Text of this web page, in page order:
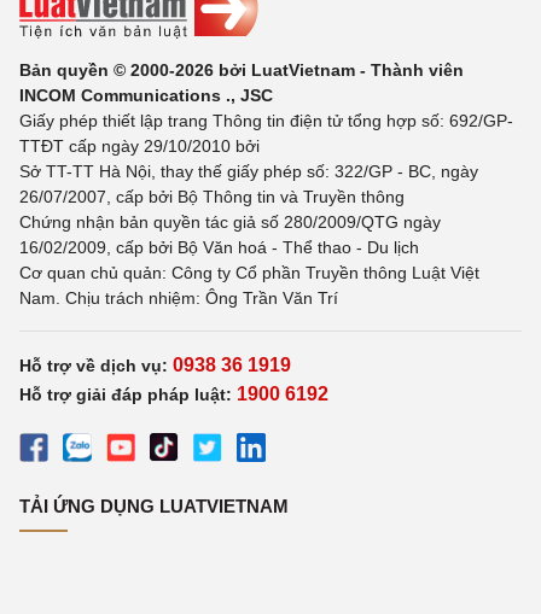
Bản quyền © 2000-2026 bởi LuatVietnam - Thành viên
INCOM Communications ., JSC
Giấy phép thiết lập trang Thông tin điện tử tổng hợp số: 692/GP-
TTĐT cấp ngày 29/10/2010 bởi
Sở TT-TT Hà Nội, thay thế giấy phép số: 322/GP - BC, ngày
26/07/2007, cấp bởi Bộ Thông tin và Truyền thông
Chứng nhận bản quyền tác giả số 280/2009/QTG ngày
16/02/2009, cấp bởi Bộ Văn hoá - Thể thao - Du lịch
Cơ quan chủ quản: Công ty Cổ phần Truyền thông Luật Việt
Nam. Chịu trách nhiệm: Ông Trần Văn Trí
Hỗ trợ về dịch vụ: 0938 36 1919
Hỗ trợ giải đáp pháp luật: 1900 6192
TẢI ỨNG DỤNG LUATVIETNAM